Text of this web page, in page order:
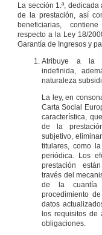
Comisión
para la
CAPÍTULOII
PARTICIPACIÓN
Artículo 144
Consejo
la Inclusión.
Artículo 145
Funciones del
Consejo
la Inclusión.
TÍTULOIX
DEL SISTEMA
GARANTÍA DE
Y PARA LA
ÓRGANO DE
EVALUACIÓN,
INVESTIGACIÓN E
INNOVACIÓN EN
La sección 1.ª,
de la prestación, así
beneficiarias,
respecto a la Ley 18/
Garantía de Ingresos y
Atribuye a la
indefinida,
naturaleza
La ley, en
Carta Social
característica,
de la
subjetivo,
titulares, como
periódica. Los
prestación
través del
de la
procedimiento
datos
los requisitos de
obligaciones.